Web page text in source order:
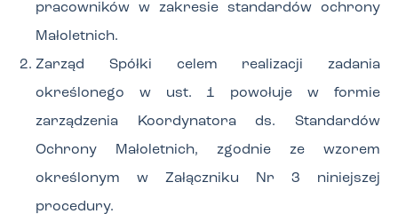
pracowników w zakresie standardów ochrony
Małoletnich.
Zarząd Spółki celem realizacji zadania
określonego w ust. 1 powołuje w formie
zarządzenia Koordynatora ds. Standardów
Ochrony Małoletnich, zgodnie ze wzorem
określonym w Załączniku Nr 3 niniejszej
procedury.